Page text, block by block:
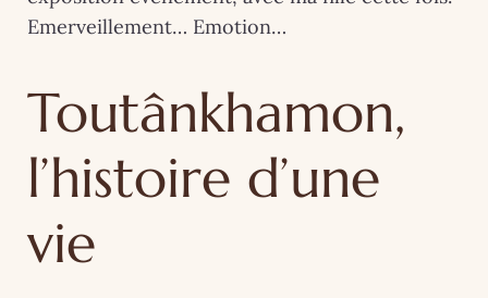
Emerveillement… Emotion…
Toutânkhamon,
l’histoire d’une
vie